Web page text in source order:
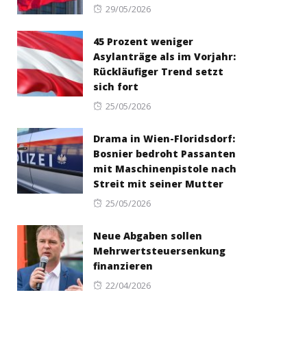
Posted
29/05/2026
45 Prozent weniger
Asylanträge als im Vorjahr:
Rückläufiger Trend setzt
sich fort
Posted
25/05/2026
Drama in Wien-Floridsdorf:
Bosnier bedroht Passanten
mit Maschinenpistole nach
Streit mit seiner Mutter
Posted
25/05/2026
Neue Abgaben sollen
Mehrwertsteuersenkung
finanzieren
Posted
22/04/2026